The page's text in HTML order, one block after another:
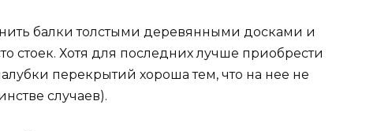
балки толстыми деревянными досками и
стоек. Хотя для последних лучше приобрести
перекрытий хороша тем, что на нее не
случаев).